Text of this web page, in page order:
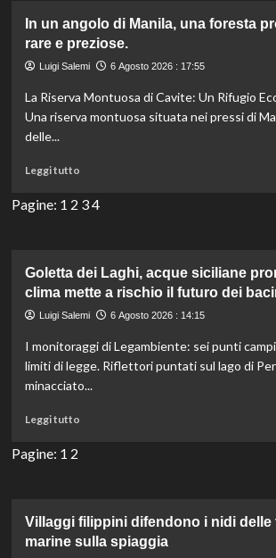
il
monitoraggio
migrazioni,
radar
alle
uccelli.
In un angolo di Manila, una foresta
rare e preziose.
Luigi Salemi 6 Agosto 2026 : 17:55
La Riserva Montuosa di Cavite: Un Rifugio
Una riserva montuosa situata nei pressi di
delle...
Leggi tuttoLeggi
più
angolo
di
una
protegge
piante
rare
preziose.
Pagine: 1 2 34
Goletta dei Laghi, acque siciliane
clima mette a rischio il futuro dei
Luigi Salemi 6 Agosto 2026 : 14:15
I monitoraggi di Legambiente: sei punti
limiti di legge. Riflettori puntati sul lago di
minacciato...
Leggi tuttoLeggi
Laghi,
acque
Pagine: 1 2
Villaggi filippini difendono i nidi delle
marine sulla spiaggia